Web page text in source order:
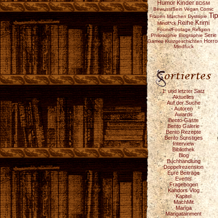
Humor Kinder BDSM
BewusstSein Vegan Comic
Frauen Märchen Dystopie Tip
Mindf*ck Reihe Krimi
FoundFootage Religion
Philosophie Biographie Serie
Games Kurzgeschichten
Mindfuck
1. und letzter Satz
Aktuelles
Auf der Suche
Autoren
Awards
Bento-Gäste
Bento Galerie
Bento Rezepte
Bento Sonstiges
Interview
Bibliothek
Blog
Buchhandlung
Doppelrezension
Eure Beiträge
Events
Fragebogen
Kahdors Vlog
Kapitel
MachMit
Manga
Mangatainment